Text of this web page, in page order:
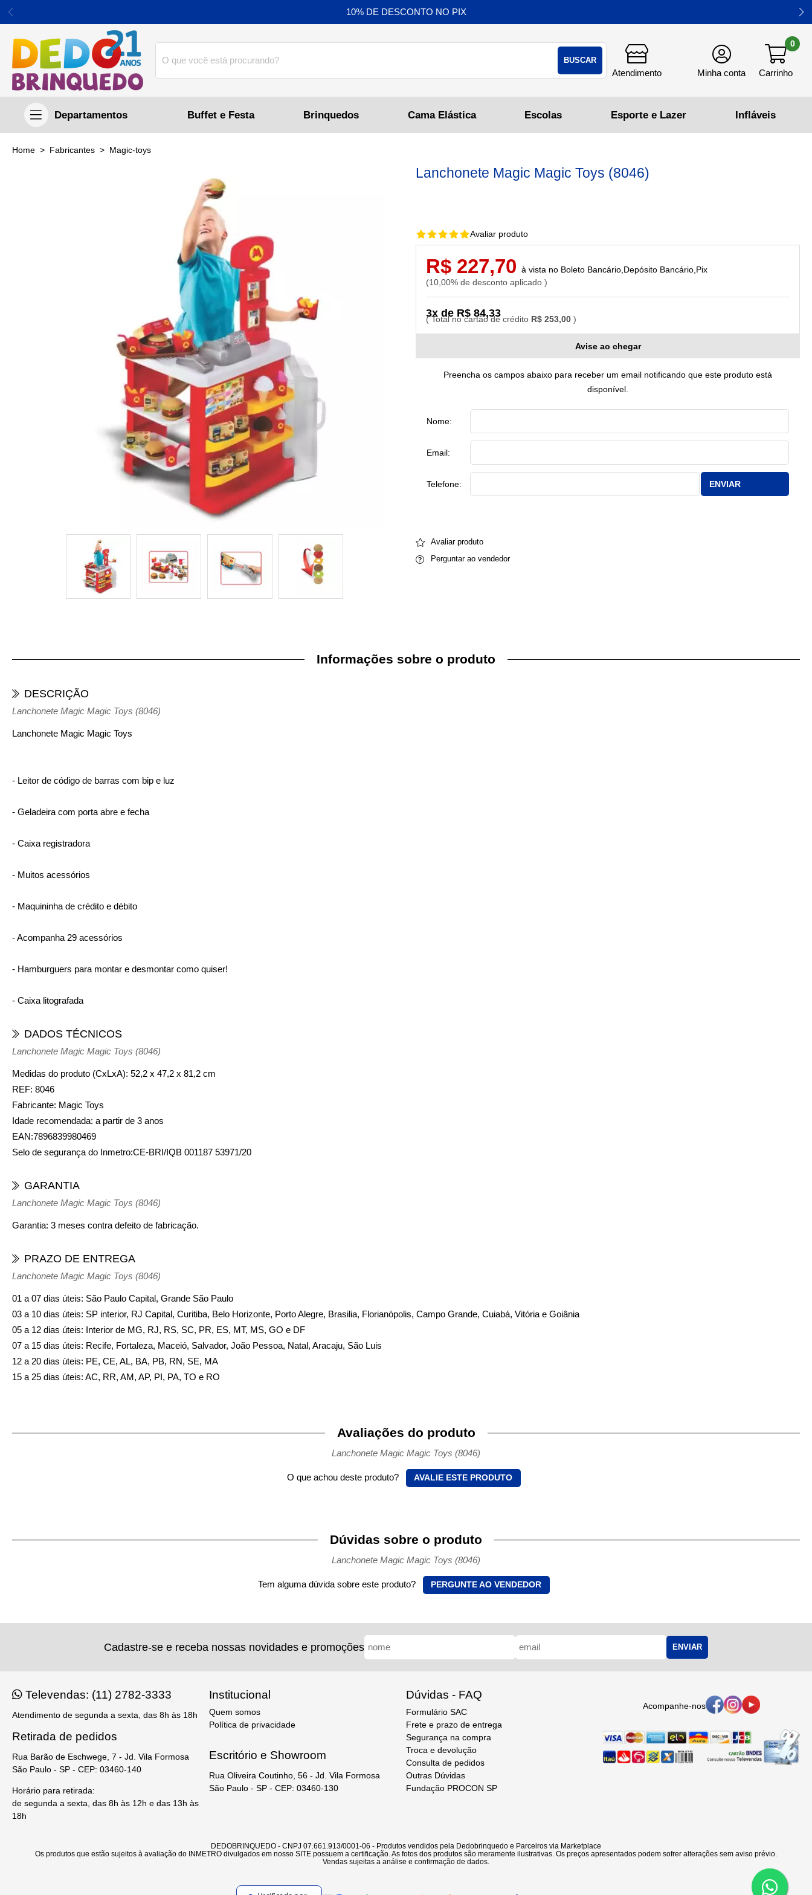
BUSCAR
0
Buffet e Festa Brinquedos Cama Elástica
10% DE DESCONTO NO PIX
home Fabricantes magic-toys
Lanchonete Magic Magic Toys (8046)
Avaliar produto
R$ 253,00
3x de R$ 84,33
R$ 227,70
10,00% de desconto aplicado
Boleto Bancário,Depósito Bancário,Pix
Avise ao chegar
Preencha os campos abaixo para receber um email notificando que este produto está
disponível.
Nome:
Email:
Telefone: ENVIAR
Avaliar produto
Perguntar ao vendedor
Informações sobre o produto
DESCRIÇÃO
Lanchonete Magic Magic Toys (8046)
Lanchonete Magic Magic Toys
- Leitor de código de barras com bip e luz
- Geladeira com porta abre e fecha
- Caixa registradora
- Muitos acessórios
- Maquininha de crédito e débito
- Acompanha 29 acessórios
- Hamburguers para montar e desmontar como quiser!
- Caixa litografada
DADOS TÉCNICOS
Lanchonete Magic Magic Toys (8046)
Medidas do produto (CxLxA): 52,2 x 47,2 x 81,2 cm
REF: 8046
Fabricante: Magic Toys
Idade recomendada: a partir de 3 anos
EAN:7896839980469
Selo de segurança do Inmetro:CE-BRI/IQB 001187 53971/20
GARANTIA
Lanchonete Magic Magic Toys (8046)
Garantia: 3 meses contra defeito de fabricação.
PRAZO DE ENTREGA
Lanchonete Magic Magic Toys (8046)
01 a 07 dias úteis: São Paulo Capital, Grande São Paulo
03 a 10 dias úteis: SP interior, RJ Capital, Curitiba, Belo Horizonte, Porto Alegre, Brasilia, Florianópolis, Campo Grande, Cuiabá, Vitória e Goiânia
05 a 12 dias úteis: Interior de MG, RJ, RS, SC, PR, ES, MT, MS, GO e DF
07 a 15 dias úteis: Recife, Fortaleza, Maceió, Salvador, João Pessoa, Natal, Aracaju, São Luis
12 a 20 dias úteis: PE, CE, AL, BA, PB, RN, SE, MA
15 a 25 dias úteis: AC, RR, AM, AP, PI, PA, TO e RO
Avaliações do produto
Lanchonete Magic Magic Toys (8046)
O que achou deste produto? AVALIE ESTE PRODUTO
Dúvidas sobre o produto
Lanchonete Magic Magic Toys (8046)
Tem alguma dúvida sobre este produto? PERGUNTE AO VENDEDOR
Cadastre-se e receba nossas novidades e promoções ENVIAR
Televendas: (11) 2782-3333
Atendimento de segunda a sexta, das 8h às 18h
Retirada de pedidos
Rua Barão de Eschwege, 7 - Jd. Vila Formosa
São Paulo - SP - CEP: 03460-140
Horário para retirada:
de segunda a sexta, das 8h às 12h e das 13h às
18h
Institucional
Quem somos
Política de privacidade
Escritório e Showroom
Rua Oliveira Coutinho, 56 - Jd. Vila Formosa
São Paulo - SP - CEP: 03460-130
Dúvidas - FAQ
Formulário SAC
Frete e prazo de entrega
Segurança na compra
Troca e devolução
Consulta de pedidos
Outras Dúvidas
Fundação PROCON SP
Acompanhe-nos
DEDOBRINQUEDO - CNPJ 07.661.913/0001-06 - Produtos vendidos pela Dedobrinquedo e Parceiros via Marketplace
Os produtos que estão sujeitos à avaliação do INMETRO divulgados em nosso SITE possuem a certificação. As fotos dos produtos são meramente ilustrativas. Os preços apresentados podem sofrer alterações sem aviso prévio.
Vendas sujeitas a análise e confirmação de dados.